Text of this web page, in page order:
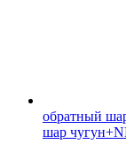
обратный
шар